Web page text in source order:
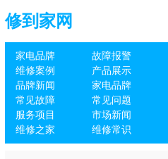
修到家网
家电品牌 故障报警
维修案例
产品展示
品牌新闻
家电品牌
常见故障
常见问题
服务项目
市场新闻
维修之家
维修常识